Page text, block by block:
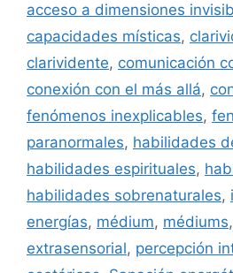
acceso a dimensiones
capacidades místicas,
clarividente, comunicación
conexión con el más allá,
fenómenos inexplicables,
paranormales, habilidades
habilidades espirituales,
habilidades sobrenaturales,
energías, médium, médiums,
extrasensorial, percepción